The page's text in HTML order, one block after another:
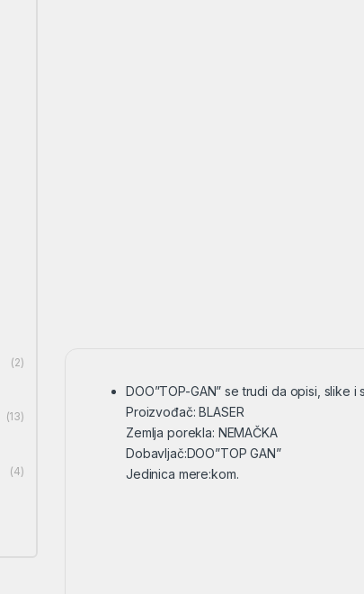
DOO”TOP-GAN” se trudi da opisi,
Proizvođač: BLASER
Zemlja porekla: NEMAČKA
Dobavljač:DOO”TOP GAN”
Jedinica mere:kom.
(2)
(13)
(4)